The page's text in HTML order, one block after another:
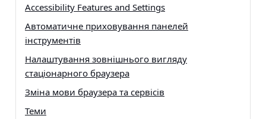
Accessibility Features and Settings
Автоматичне приховування панелей
інструментів
Налаштування зовнішнього вигляду
стаціонарного браузера
Зміна мови браузера та сервісів
Теми